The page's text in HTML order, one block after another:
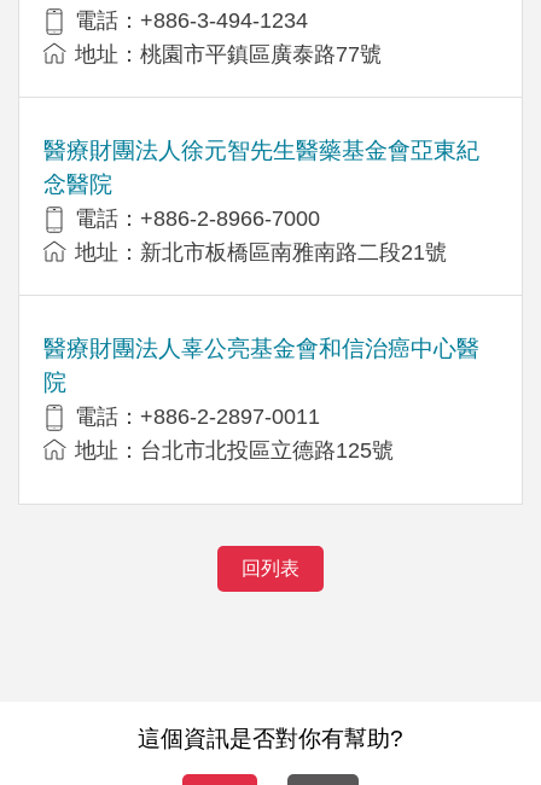
電話：+886-3-494-1234
地址：桃園市平鎮區廣泰路77號
醫療財團法人徐元智先生醫藥基金會亞東紀
念醫院
電話：+886-2-8966-7000
地址：新北市板橋區南雅南路二段21號
醫療財團法人辜公亮基金會和信治癌中心醫
院
電話：+886-2-2897-0011
地址：台北市北投區立德路125號
回列表
這個資訊是否對你有幫助?